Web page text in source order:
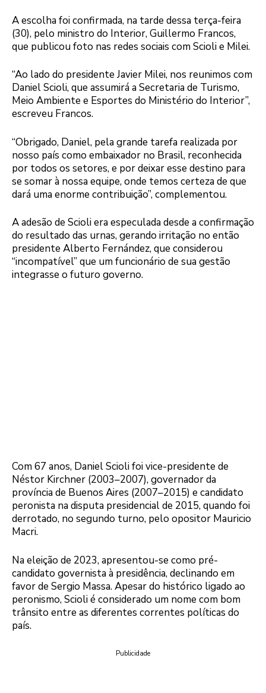
A escolha foi confirmada, na tarde dessa terça-feira
(30), pelo ministro do Interior, Guillermo Francos,
que publicou foto nas redes sociais com Scioli e Milei.
“Ao lado do presidente Javier Milei, nos reunimos com
Daniel Scioli, que assumirá a Secretaria de Turismo,
Meio Ambiente e Esportes do Ministério do Interior”,
escreveu Francos.
“Obrigado, Daniel, pela grande tarefa realizada por
nosso país como embaixador no Brasil, reconhecida
por todos os setores, e por deixar esse destino para
se somar à nossa equipe, onde temos certeza de que
dará uma enorme contribuição”, complementou.
A adesão de Scioli era especulada desde a confirmação
do resultado das urnas, gerando irritação no então
presidente Alberto Fernández, que considerou
“incompatível” que um funcionário de sua gestão
integrasse o futuro governo.
Com 67 anos, Daniel Scioli foi vice-presidente de
Néstor Kirchner (2003–2007), governador da
província de Buenos Aires (2007–2015) e candidato
peronista na disputa presidencial de 2015, quando foi
derrotado, no segundo turno, pelo opositor Mauricio
Macri.
Na eleição de 2023, apresentou-se como pré-
candidato governista à presidência, declinando em
favor de Sergio Massa. Apesar do histórico ligado ao
peronismo, Scioli é considerado um nome com bom
trânsito entre as diferentes correntes políticas do
país.
Publicidade